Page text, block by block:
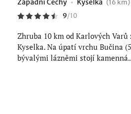
Západní Čechy Kyselka (16 km)
9/10
Zhruba 10 km od Karlových Varů
Kyselka. Na úpatí vrchu Bučina
bývalými lázněmi stojí